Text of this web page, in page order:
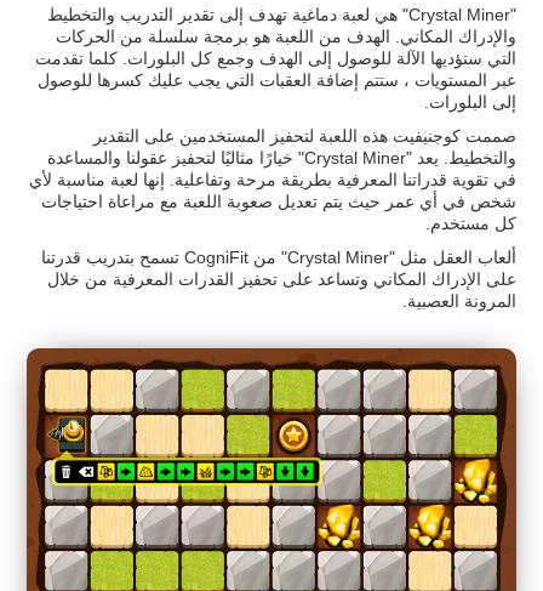
"Crystal Miner" هي لعبة دماغية تهدف إلى تقدير التدريب والتخطيط
والإدراك المكاني. الهدف من اللعبة هو برمجة سلسلة من الحركات
التي ستؤديها الآلة للوصول إلى الهدف وجمع كل البلورات. كلما تقدمت
عبر المستويات ، ستتم إضافة العقبات التي يجب عليك كسرها للوصول
إلى البلورات.
صممت كوجنيفيت هذه اللعبة لتحفيز المستخدمين على التقدير
والتخطيط. يعد "Crystal Miner" خيارًا مثاليًا لتحفيز عقولنا والمساعدة
في تقوية قدراتنا المعرفية بطريقة مرحة وتفاعلية. إنها لعبة مناسبة لأي
شخص في أي عمر حيث يتم تعديل صعوبة اللعبة مع مراعاة احتياجات
كل مستخدم.
ألعاب العقل مثل "Crystal Miner" من CogniFit تسمح بتدريب قدرتنا
على الإدراك المكاني وتساعد على تحفيز القدرات المعرفية من خلال
المرونة العصبية.